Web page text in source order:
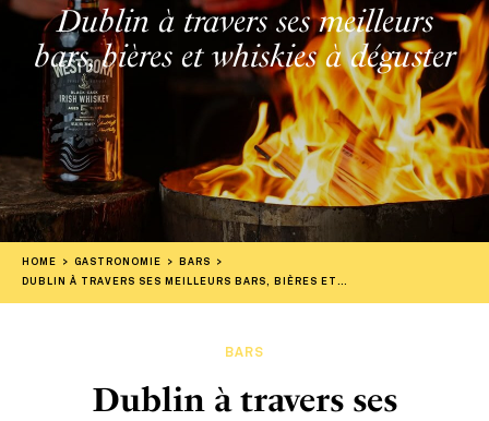
Dublin à travers ses meilleurs
bars, bières et whiskies à déguster
HOME GASTRONOMIE
BARS
DUBLIN À TRAVERS SES MEILLEURS BARS, BIÈRES ET WHISKIES À DÉGUSTER
BARS
Dublin à travers ses